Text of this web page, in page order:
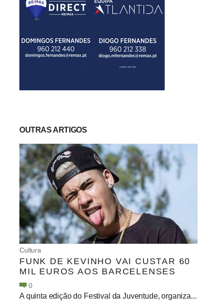
OUTRAS ARTIGOS
Cultura
FUNK DE KEVINHO VAI CUSTAR 60
MIL EUROS AOS BARCELENSES
0
A quinta edição do Festival da Juventude, organiza...